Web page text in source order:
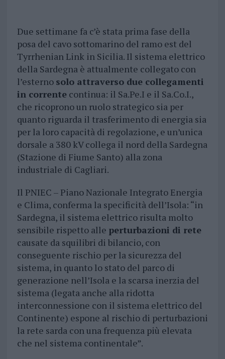
Due settimane fa c’è stata prima fase della
posa del cavo sottomarino del ramo est del
Tyrrhenian Link in Sicilia. Il sistema elettrico
della Sardegna è attualmente collegato con
l’esterno solo attraverso due collegamenti
in correntecontinua: il Sa.Pe.I e il Sa.Co.I.,
che ricoprono un ruolo strategico sia per
quanto riguarda il trasferimento di energia sia
per la loro capacità di regolazione, e un’unica
dorsale a 380 kV collega il nord della Sardegna
(Stazione di Fiume Santo) alla zona
industriale di Cagliari.
Il PNIEC – Piano Nazionale Integrato Energia
e Clima, conferma la specificità dell’Isola: “in
Sardegna, il sistema elettrico risulta molto
sensibile rispetto alle perturbazioni di rete
causate da squilibri di bilancio, con
conseguente rischio per la sicurezza del
sistema, in quanto lo stato del parco di
generazione nell’Isola e la scarsa inerzia del
sistema (legata anche alla ridotta
interconnessione con il sistema elettrico del
Continente) espone al rischio di perturbazioni
la rete sarda con una frequenza più elevata
che nel sistema continentale”.